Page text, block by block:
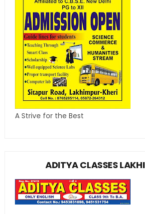
A Strive for the Best
ADITYA CLASSES